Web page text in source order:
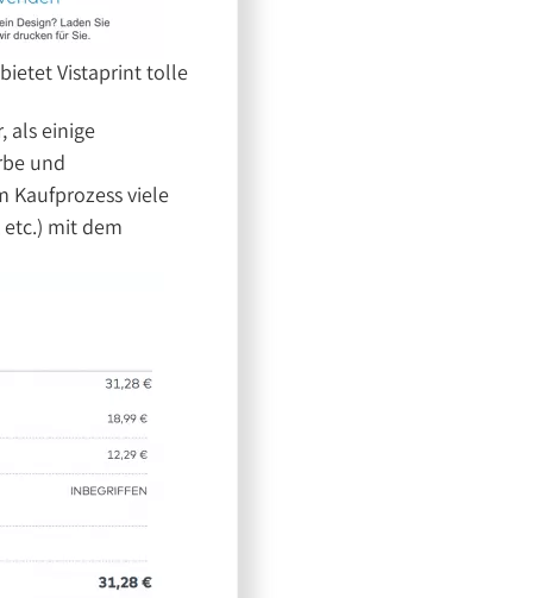
Vistaprint tolle
als einige
und
Kaufprozess viele
mit dem